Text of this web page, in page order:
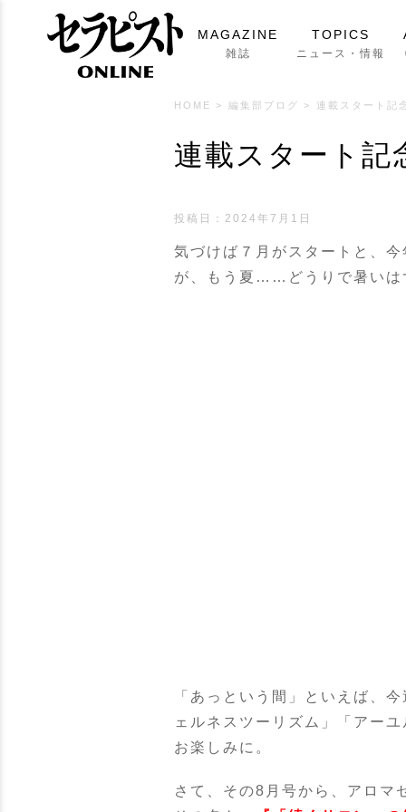
MAGAZINE
雑誌
TOPICS
ニュース・情報
HOME > 編集部ブログ > 連載スタート記
連載スタート記
投稿日： 2024年7月1日
気づけば７月がスタートと、
が、もう夏……どうりで暑いは
「あっという間」といえば、
ェルネスツーリズム」「アー
お楽しみに。
さて、その8月号から、アロマ